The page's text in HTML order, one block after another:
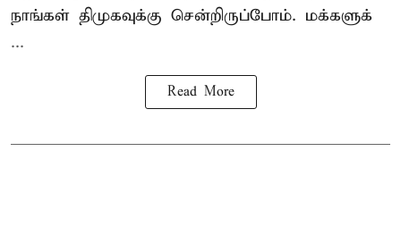
நாங்கள் திமுகவுக்கு சென்றிருப்போம். மக்களுக்
...
Read More